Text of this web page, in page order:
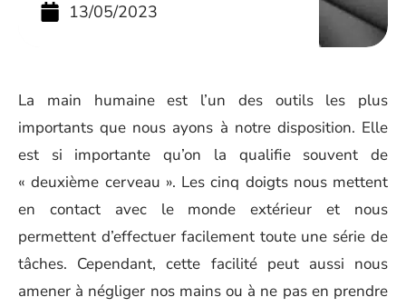
13/05/2023
‍La main humaine est l’un des outils les plus
importants que nous ayons à notre disposition. Elle
est si importante qu’on la qualifie souvent de
« deuxième cerveau ». Les cinq doigts nous mettent
en contact avec le monde extérieur et nous
permettent d’effectuer facilement toute une série de
tâches. Cependant, cette facilité peut aussi nous
amener à négliger nos mains ou à ne pas en prendre